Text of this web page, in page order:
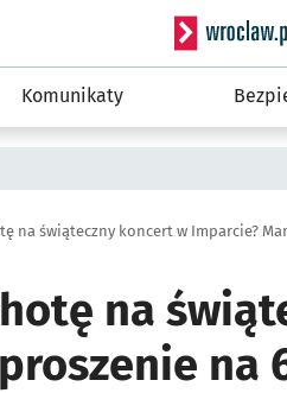
Serwis
Komunikaty
na
na